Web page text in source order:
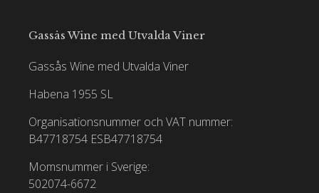
Gassås Wine med Utvalda Viner
Gassås Wine med Utvalda Viner
Habena 1955 SL
Organisationsnummer och VAT nummer:
B47718754 ESB47718754
Momsnummer i Sverige:
502074-6672